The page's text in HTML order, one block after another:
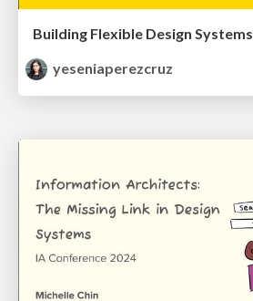
Building Flexible Design Systems
yeseniaperezcruz